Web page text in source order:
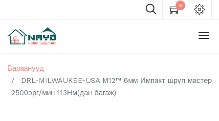
0
Бараанууд
DRL-MILWAUKEE-USA M12™ 6мм Импакт шрүп мастер
2500эрг/мин 113Нм(дан багаж)